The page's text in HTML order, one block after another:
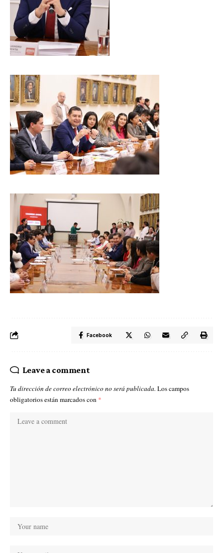
Facebook
Leave a comment
Tu dirección de correo electrónico no será publicada. Los campos
obligatorios están marcados con *